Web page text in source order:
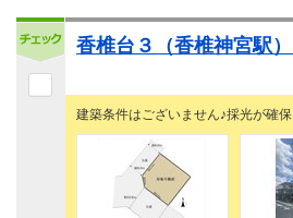
香椎台３（香椎神宮駅
建築条件はございません♪採光が確